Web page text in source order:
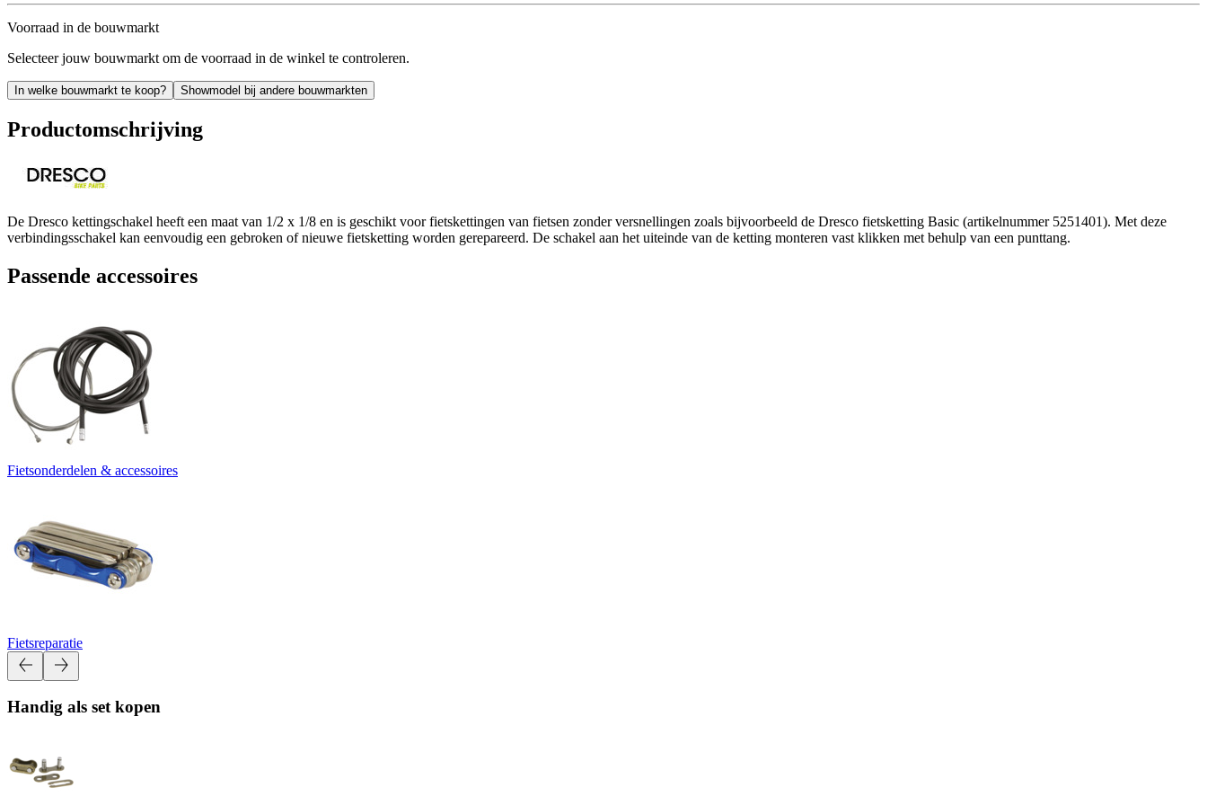
Voorraad in de bouwmarkt
Selecteer jouw bouwmarkt om de voorraad in de winkel te controleren.
In welke bouwmarkt te koop? Showmodel bij andere bouwmarkten
Productomschrijving
De Dresco kettingschakel heeft een maat van 1/2 x 1/8 en is geschikt voor fietskettingen van fietsen zonder versnellingen zoals bijvoorbeeld de Dresco fietsketting Basic (artikelnummer 5251401). Met deze
verbindingsschakel kan eenvoudig een gebroken of nieuwe fietsketting worden gerepareerd. De schakel aan het uiteinde van de ketting monteren vast klikken met behulp van een punttang.
Passende accessoires
Fietsonderdelen & accessoires
Fietsreparatie
Handig als set kopen